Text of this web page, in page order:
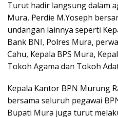
Turut hadir langsung dalam
Mura, Perdie M.Yoseph
undangan lainnya seperti
Bank BNI, Polres Mura,
Cahu, Kepala BPS Mura,
Tokoh Agama dan Tokoh
Kepala Kantor BPN Murung
bersama seluruh pegawai
Bupati Mura juga turut